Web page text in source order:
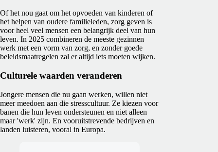
Of het nou gaat om het opvoeden van kinderen of
het helpen van oudere familieleden, zorg geven is
voor heel veel mensen een belangrijk deel van hun
leven. In 2025 combineren de meeste gezinnen
werk met een vorm van zorg, en zonder goede
beleidsmaatregelen zal er altijd iets moeten wijken.
Culturele waarden veranderen
Jongere mensen die nu gaan werken, willen niet
meer meedoen aan die stresscultuur. Ze kiezen voor
banen die hun leven ondersteunen en niet alleen
maar 'werk' zijn. En vooruitstrevende bedrijven en
landen luisteren, vooral in Europa.